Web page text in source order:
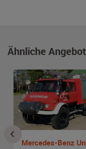
Ähnliche